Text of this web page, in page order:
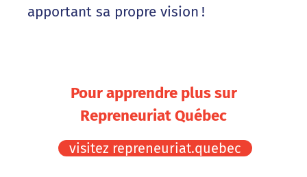
apportant sa propre vision !
Pour apprendre plus sur
Repreneuriat Québec
visitez repreneuriat.quebec